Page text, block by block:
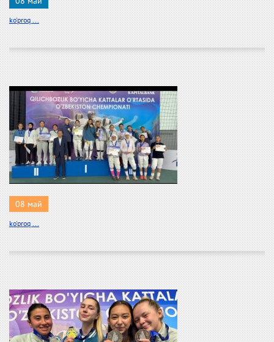
ko'proq ...
08 май
ko'proq ...